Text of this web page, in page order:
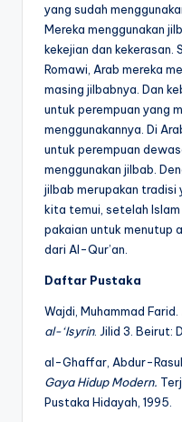
yang sudah
Mereka menggunakan
kekejian dan kekerasan.
Romawi, Arab mereka
masing jilbabnya. Dan
untuk perempuan yang
menggunakannya. Di
untuk perempuan
menggunakan jilbab.
jilbab merupakan tradisi
kita temui, setelah
pakaian untuk menutup
dari Al-Qur’an.
Daftar Pustaka
Wajdi, Muhammad Farid.
al-‘Isyrin. Jilid 3. Beirut:
al-Ghaffar, Abdur-Rasul
Gaya Hidup Modern.
Pustaka Hidayah, 1995.